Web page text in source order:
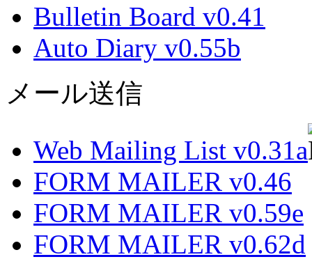
Bulletin Board v0.41
Auto Diary v0.55b
メール送信
Web Mailing List v0.31a
FORM MAILER v0.46
FORM MAILER v0.59e
FORM MAILER v0.62d